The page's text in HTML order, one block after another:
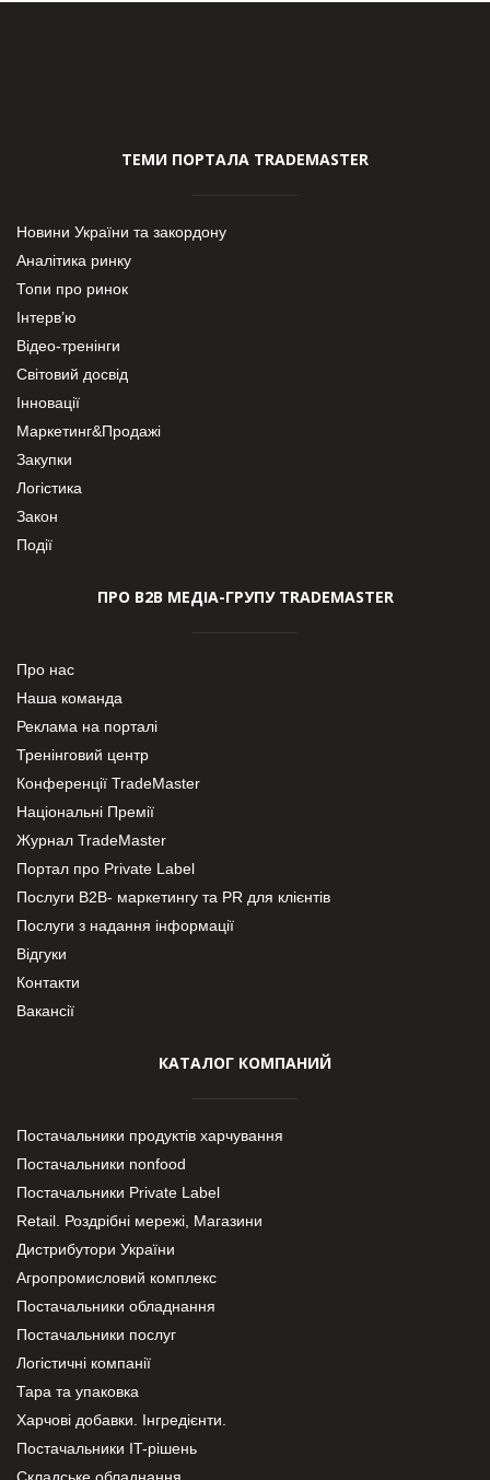
ТЕМИ ПОРТАЛА TRADEMASTER
Новини України та закордону
Аналітика ринку
Топи про ринок
Інтерв’ю
Відео-тренінги
Світовий досвід
Інновації
Маркетинг&Продажі
Закупки
Логістика
Закон
Події
ПРО В2В МЕДІА-ГРУПУ TRADEMASTER
Про нас
Наша команда
Реклама на порталі
Тренінговий центр
Конференції TradeMaster
Національні Премії
Журнал TradeMaster
Портал про Private Label
Послуги В2В- маркетингу та PR для клієнтів
Послуги з надання інформації
Відгуки
Контакти
Вакансії
КАТАЛОГ КОМПАНИЙ
Постачальники продуктів харчування
Постачальники nonfood
Постачальники Private Label
Retail. Роздрібні мережі, Магазини
Дистрибутори України
Агропромисловий комплекс
Постачальники обладнання
Постачальники послуг
Логістичні компанії
Тара та упаковка
Харчові добавки. Інгредієнти.
Постачальники IT-рішень
Складське обладнання